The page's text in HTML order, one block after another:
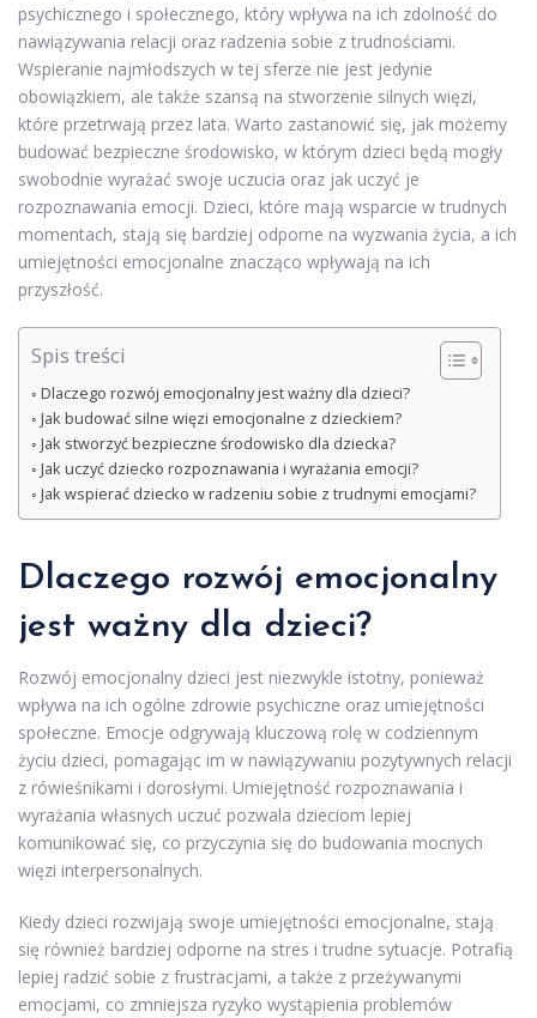
psychicznego i społecznego, który wpływa na ich zdolność do
nawiązywania relacji oraz radzenia sobie z trudnościami.
Wspieranie najmłodszych w tej sferze nie jest jedynie
obowiązkiem, ale także szansą na stworzenie silnych więzi,
które przetrwają przez lata. Warto zastanowić się, jak możemy
budować bezpieczne środowisko, w którym dzieci będą mogły
swobodnie wyrażać swoje uczucia oraz jak uczyć je
rozpoznawania emocji. Dzieci, które mają wsparcie w trudnych
momentach, stają się bardziej odporne na wyzwania życia, a ich
umiejętności emocjonalne znacząco wpływają na ich
przyszłość.
Spis treści
Dlaczego rozwój emocjonalny jest ważny dla dzieci?
Jak budować silne więzi emocjonalne z dzieckiem?
Jak stworzyć bezpieczne środowisko dla dziecka?
Jak uczyć dziecko rozpoznawania i wyrażania emocji?
Jak wspierać dziecko w radzeniu sobie z trudnymi emocjami?
Dlaczego rozwój emocjonalny
jest ważny dla dzieci?
Rozwój emocjonalny dzieci jest niezwykle istotny, ponieważ
wpływa na ich ogólne zdrowie psychiczne oraz umiejętności
społeczne. Emocje odgrywają kluczową rolę w codziennym
życiu dzieci, pomagając im w nawiązywaniu pozytywnych relacji
z rówieśnikami i dorosłymi. Umiejętność rozpoznawania i
wyrażania własnych uczuć pozwala dzieciom lepiej
komunikować się, co przyczynia się do budowania mocnych
więzi interpersonalnych.
Kiedy dzieci rozwijają swoje umiejętności emocjonalne, stają
się również bardziej odporne na stres i trudne sytuacje. Potrafią
lepiej radzić sobie z frustracjami, a także z przeżywanymi
emocjami, co zmniejsza ryzyko wystąpienia problemów